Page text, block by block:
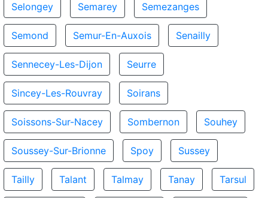
Selongey Semarey Semezanges
Semond Semur-En-Auxois Senailly
Sennecey-Les-Dijon Seurre
Sincey-Les-Rouvray Soirans
Soissons-Sur-Nacey Sombernon Souhey
Soussey-Sur-Brionne Spoy Sussey
Tailly Talant Talmay Tanay Tarsul